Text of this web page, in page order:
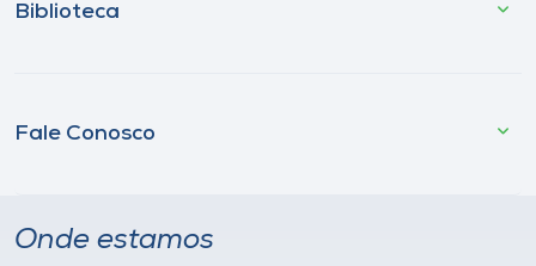
Biblioteca
Fale Conosco
Onde estamos